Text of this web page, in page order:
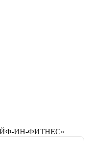
ИН-ФИТНЕС»